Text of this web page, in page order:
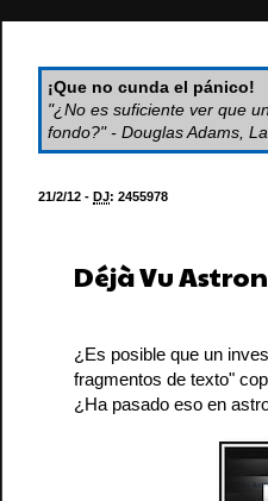
¡Que no cunda el pánico!
"¿No es suficiente ver que
fondo?" - Douglas Adams,
21/2/12 - DJ: 2455978
Déjà Vu
¿Es posible que un
fragmentos de texto"
¿Ha pasado eso en